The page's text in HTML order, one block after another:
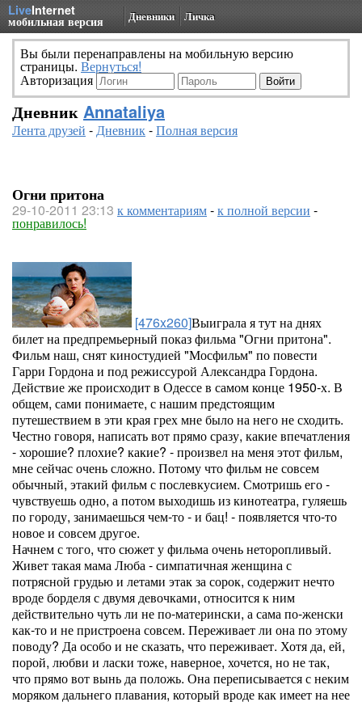
LiveInternet
мобильная версия Дневники Личка
Вы были перенаправлены на мобильную версию
страницы. Вернуться!
Авторизация
Дневник Annataliya
Лента друзей -Дневник-Полная версия
Огни притона
29-10-2011 23:13 к комментариям-к полной версии -
понравилось!
[476x260]Выиграла я тут на днях
билет на предпремьерный показ фильма "Огни притона".
Фильм наш, снят киностудией "Мосфильм" по повести
Гарри Гордона и под режиссурой Александра Гордона.
Действие же происходит в Одессе в самом конце 1950-х. В
общем, сами понимаете, с нашим предстоящим
путешествием в эти края грех мне было на него не сходить.
Честно говоря, написать вот прямо сразу, какие впечатления
- хорошие? плохие? какие? - произвел на меня этот фильм,
мне сейчас очень сложно. Потому что фильм не совсем
обычный, этакий фильм с послевкусием. Смотришь его -
чувствуешь одно, а потом выходишь из кинотеатра, гуляешь
по городу, занимаешься чем-то - и бац! - появляется что-то
новое и совсем другое.
Начнем с того, что сюжет у фильма очень неторопливый.
Живет такая мама Люба - симпатичная женщина с
потрясной грудью и летами этак за сорок, содержит нечто
вроде борделя с двумя девочками, относится к ним
действительно чуть ли не по-матерински, а сама по-женски
как-то и не пристроена совсем. Переживает ли она по этому
поводу? Да особо и не сказать, что переживает. Хотя да, ей,
порой, любви и ласки тоже, наверное, хочется, но не так,
что прямо вот вынь да положь. Она переписывается с неким
моряком дальнего плавания, который вроде как имеет на нее